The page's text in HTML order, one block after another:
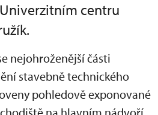
centru
nejohroženější části
stavebně technického
pohledově exponované